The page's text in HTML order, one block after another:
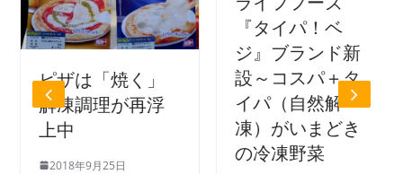
ピザは「焼く」
解凍調理が再浮
上中
2018年9月25日
『タイパ！ベ
ジ』ブランド新
設～コスパ＋タ
イパ（自然解
凍）がいまどき
の冷凍野菜